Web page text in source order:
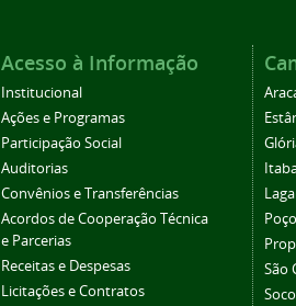
Acesso à Informação
Institucional
Ações e Programas
Participação Social
Auditorias
Convênios e Transferências
Acordos de Cooperação Técnica
e Parcerias
Receitas e Despesas
Licitações e Contratos
São